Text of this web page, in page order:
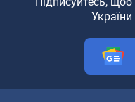
України